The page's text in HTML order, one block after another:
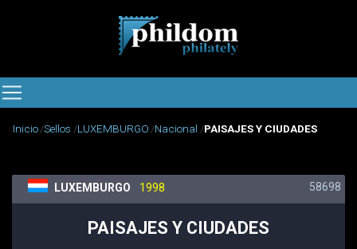
Inicio Sellos LUXEMBURGO Nacional PAISAJES Y CIUDADES
LUXEMBURGO 1998 58698
PAISAJES Y CIUDADES